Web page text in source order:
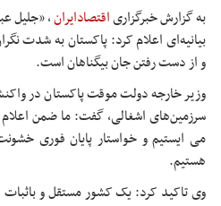
به گزارش خبرگزاریاقتصادایران،«جلیل
بیانیه‌ای اعلام کرد: پاکستان به شدت
و از دست رفتن جان بیگناهان است.
وزیر خارجه دولت موقت پاکستان در
سرزمین‌های اشغالی، گفت: ما ضمن اعلام
می ایستیم و خواستار پایان فوری
هستیم.
وی تاکید کرد: یک کشور مستقل و باثبات